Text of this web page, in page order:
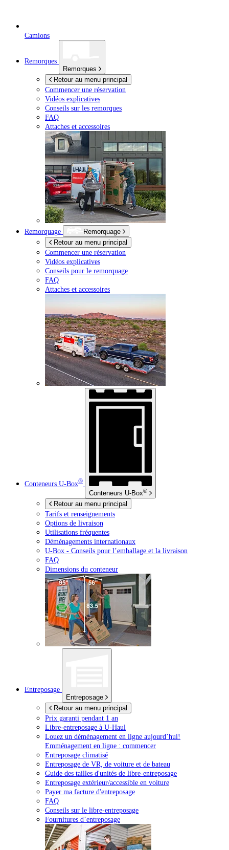
Camions
Remorques
Remorques
Retour au menu principal
Commencer une réservation
Vidéos explicatives
Conseils sur les remorques
FAQ
Attaches et accessoires
Remorquage
Remorquage
Retour au menu principal
Commencer une réservation
Vidéos explicatives
Conseils pour le remorquage
FAQ
Attaches et accessoires
Conteneurs U-Box®
Conteneurs U-Box®
Retour au menu principal
Tarifs et renseignements
Options de livraison
Utilisations fréquentes
Déménagements internationaux
U-Box - Conseils pour l’emballage et la livraison
FAQ
Dimensions du conteneur
Entreposage
Entreposage
Retour au menu principal
Prix garanti pendant 1 an
Libre-entreposage à U-Haul
Louez un déménagement en ligne aujourd’hui!
Emménagement en ligne : commencer
Entreposage climatisé
Entreposage de VR, de voiture et de bateau
Guide des tailles d'unités de libre-entreposage
Entreposage extérieur/accessible en voiture
Payer ma facture d'entreposage
FAQ
Conseils sur le libre-entreposage
Fournitures d’entreposage